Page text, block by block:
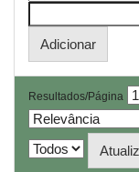
Resultados/Página